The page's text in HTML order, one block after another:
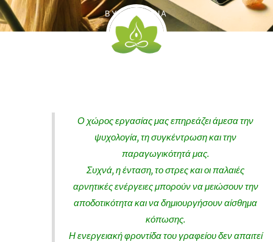
BYΑΡΜΟΝΊΑ
Ο χώρος εργασίας μας επηρεάζει άμεσα την
ψυχολογία, τη συγκέντρωση και την
παραγωγικότητά μας.
Συχνά, η ένταση, το στρες και οι παλαιές
αρνητικές ενέργειες μπορούν να μειώσουν την
αποδοτικότητα και να δημιουργήσουν αίσθημα
κόπωσης.
Η ενεργειακή φροντίδα του γραφείου δεν απαιτεί